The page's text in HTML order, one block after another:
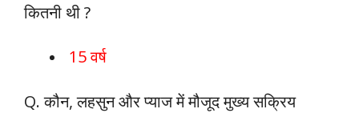
कितनी थी ?
15 वर्ष
Q. कौन, लहसुन और प्याज में मौजूद मुख्य सक्रिय